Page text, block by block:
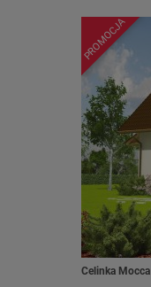
PROMOCJA
Celinka Mocca